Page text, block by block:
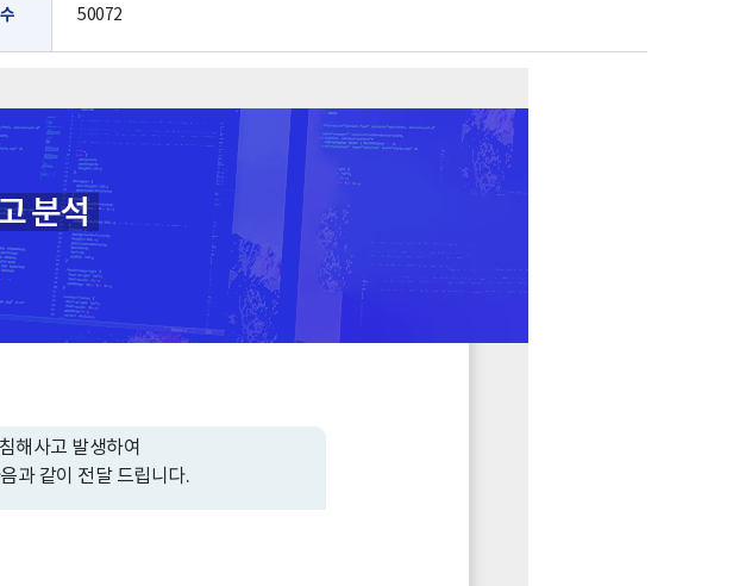
50072
해사고 발생하여
과 같이 전달 드립니다.